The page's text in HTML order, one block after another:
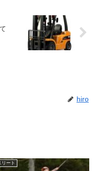
hiro
リート